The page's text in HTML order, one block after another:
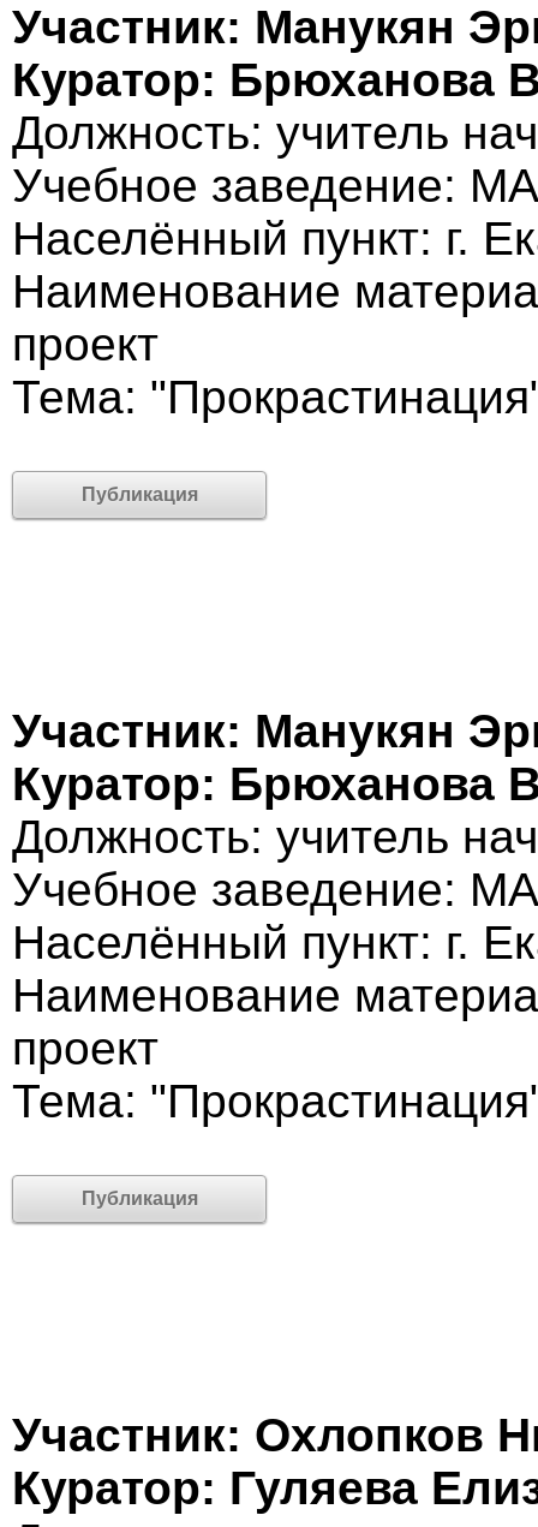
Участник: Манукян
Куратор: Брюханова
Должность: учитель
Учебное заведение:
Населённый пункт: г.
Наименование
проект
Тема:
Публикация
Участник: Манукян
Куратор: Брюханова
Должность: учитель
Учебное заведение:
Населённый пункт: г.
Наименование
проект
Тема:
Публикация
Участник: Охлопков
Куратор: Гуляева